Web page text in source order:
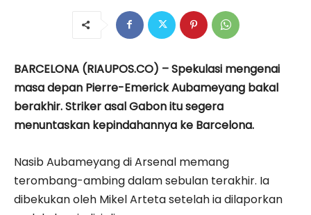
BARCELONA (RIAUPOS.CO) – Spekulasi mengenai
masa depan Pierre-Emerick Aubameyang bakal
berakhir. Striker asal Gabon itu segera
menuntaskan kepindahannya ke Barcelona.
Nasib Aubameyang di Arsenal memang
terombang-ambing dalam sebulan terakhir. Ia
dibekukan oleh Mikel Arteta setelah ia dilaporkan